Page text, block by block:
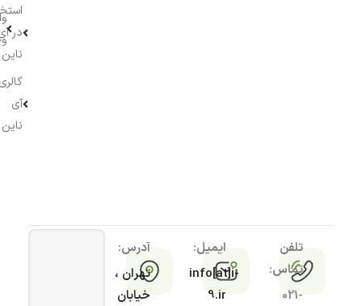
در
ناین
آی
ناین
تلفن
تماس:
021-
ایمیل:
info[at]i-
9.ir
آدرس:
تهران ،
خیابان